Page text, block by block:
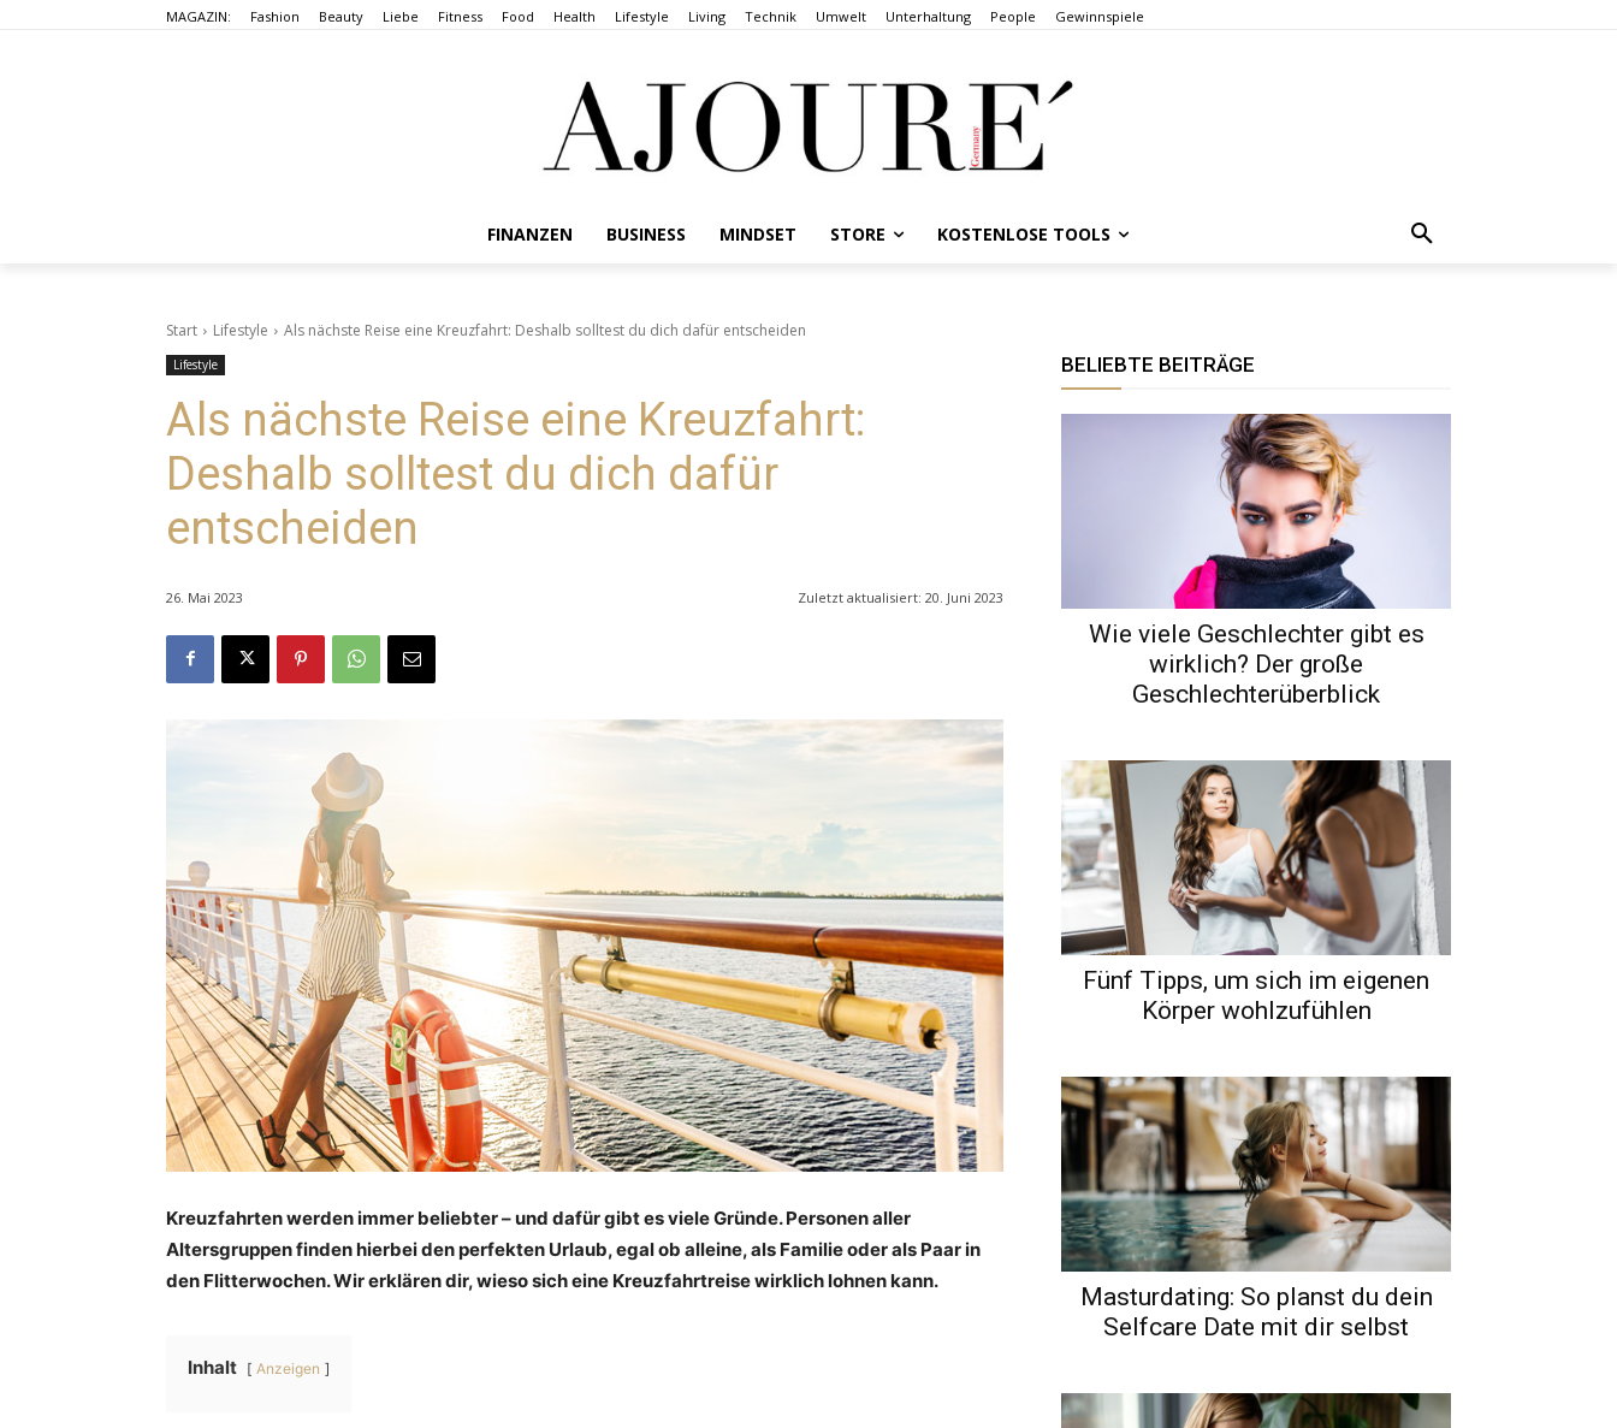
MAGAZIN: Fashion Beauty Liebe Fitness Food Health Lifestyle Living Technik Umwelt Unterhaltung People Gewinnspiele
FINANZEN BUSINESS MINDSET STORE KOSTENLOSE TOOLS
Start Lifestyle Als nächste Reise eine Kreuzfahrt: Deshalb solltest du dich dafür entscheiden
Lifestyle
Als nächste Reise eine Kreuzfahrt:
Deshalb solltest du dich dafür
entscheiden
26. Mai 2023 Zuletzt aktualisiert: 20. Juni 2023
Kreuzfahrten werden immer beliebter – und dafür gibt es viele Gründe. Personen aller
Altersgruppen finden hierbei den perfekten Urlaub, egal ob alleine, als Familie oder als Paar in
den Flitterwochen. Wir erklären dir, wieso sich eine Kreuzfahrtreise wirklich lohnen kann.
Inhalt Anzeigen
BELIEBTE BEITRÄGE
Wie viele Geschlechter gibt es
wirklich? Der große
Geschlechterüberblick
Fünf Tipps, um sich im eigenen
Körper wohlzufühlen
Masturdating: So planst du dein
Selfcare Date mit dir selbst